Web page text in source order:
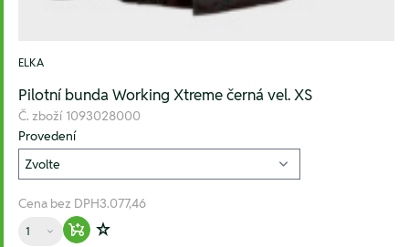
ELKA
Pilotní bunda Working Xtreme černá vel. XS
Č. zboží 1093028000
Provedení
Cena bez DPH3.077,46
Množství
Warenkorb hinzufügen
Zur Wunschliste hinzufügen